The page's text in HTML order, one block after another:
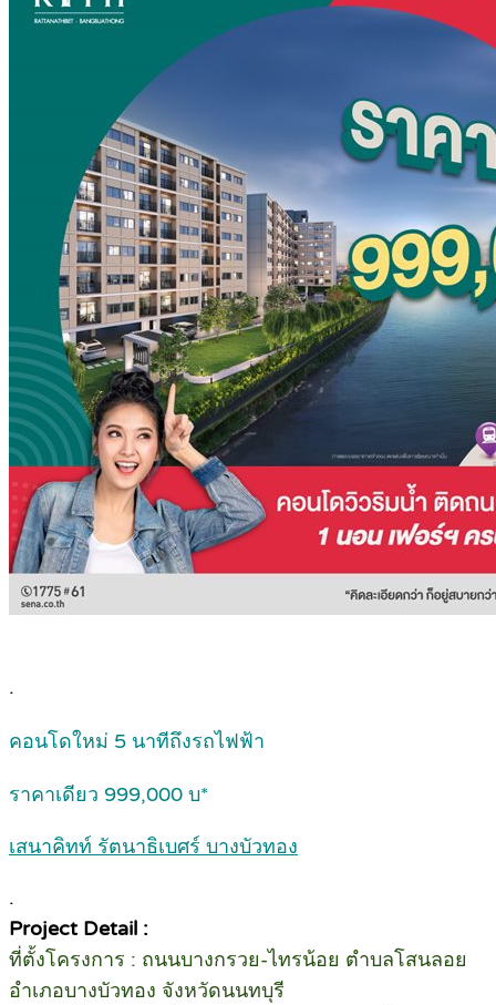
.
คอนโดใหม่ 5 นาทีถึงรถไฟฟ้า
ราคาเดียว 999,000 บ*
เสนาคิทท์ รัตนาธิเบศร์ บางบัวทอง
.
Project Detail :
ที่ตั้งโครงการ : ถนนบางกรวย-ไทรน้อย ตำบลโสนลอย
อำเภอบางบัวทอง จังหวัดนนทบุรี